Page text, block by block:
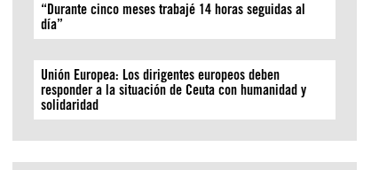
“Durante cinco meses trabajé 14 horas seguidas al
día”
Unión Europea: Los dirigentes europeos deben
responder a la situación de Ceuta con humanidad y
solidaridad